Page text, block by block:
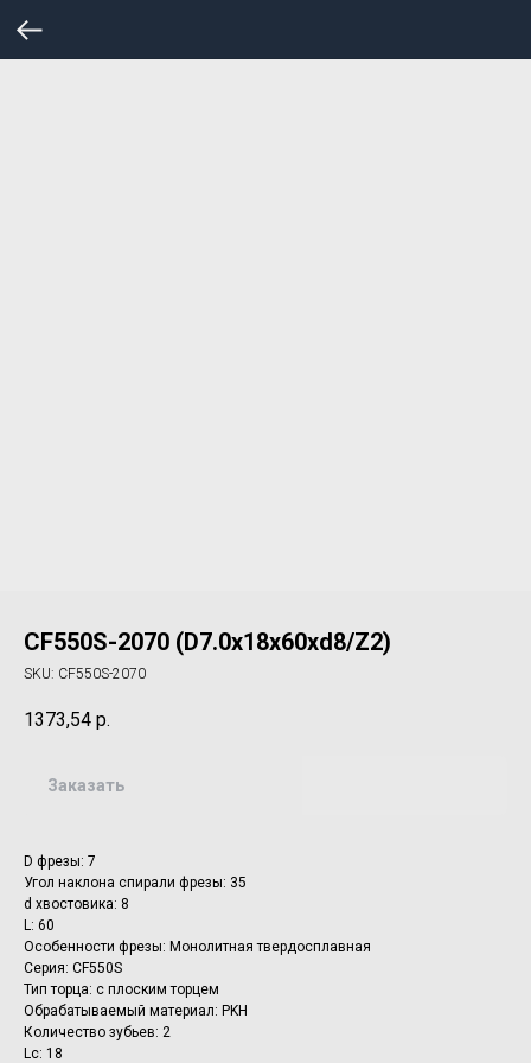
CF550S-2070 (D7.0x18x60xd8/Z2)
SKU: CF550S-2070
1373,54 р.
Заказать
D фрезы: 7
Угол наклона спирали фрезы: 35
d хвостовика: 8
L: 60
Особенности фрезы: Монолитная твердосплавная
Серия: CF550S
Тип торца: с плоским торцем
Обрабатываемый материал: PKH
Количество зубьев: 2
Lc: 18